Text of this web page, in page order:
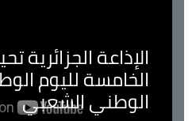
الإذاعة الجزائرية
الخامسة لليوم
الوطني الشعبي